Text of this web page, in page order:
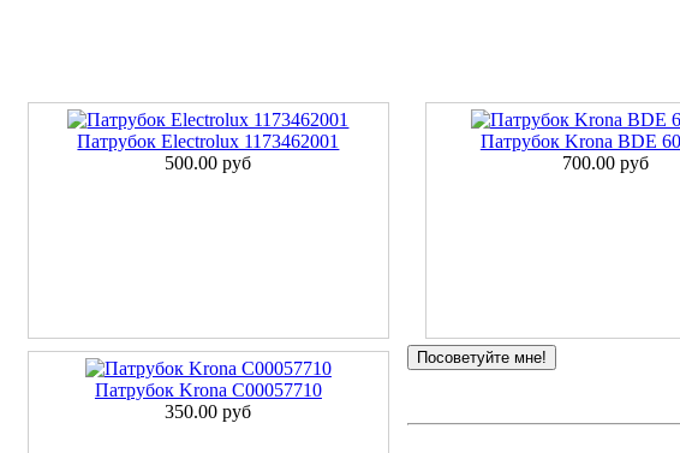
Патрубок Electrolux 1173462001
500.00 руб
Патрубок Krona BDE
700.00 руб
Патрубок Krona C00057710
350.00 руб
Посоветуйте мне!